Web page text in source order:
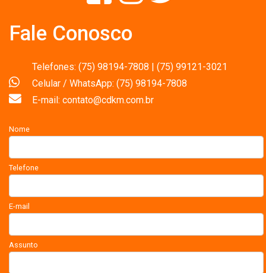
Fale Conosco
Telefones: (75) 98194-7808 | (75) 99121-3021
Celular / WhatsApp: (75) 98194-7808
E-mail: contato@cdkm.com.br
Nome
Telefone
E-mail
Assunto